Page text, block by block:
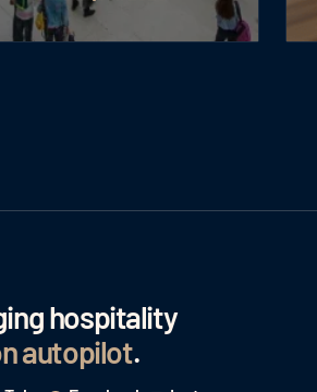
hospitality
autopilot.